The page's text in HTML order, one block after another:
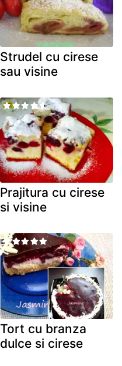
Strudel cu cirese
sau visine
Prajitura cu cirese
si visine
Tort cu branza
dulce si cirese